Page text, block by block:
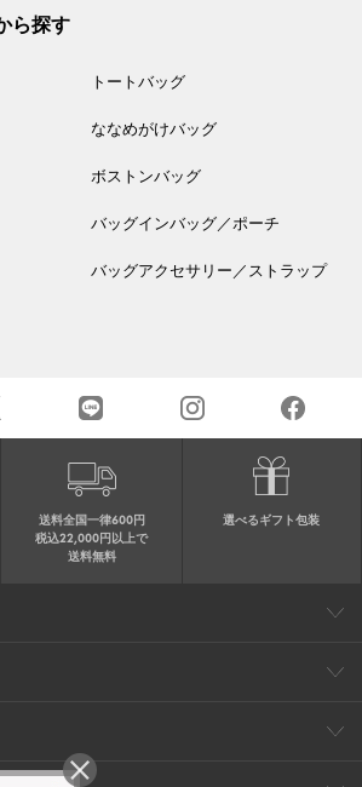
ら探す
トートバッグ
ななめがけバッグ
ボストンバッグ
バッグインバッグ／ポーチ
バッグアクセサリー／ストラップ
送料全国一律600円
税込22,000円以上で
送料無料
選べるギフト包装
わせ
03-6961